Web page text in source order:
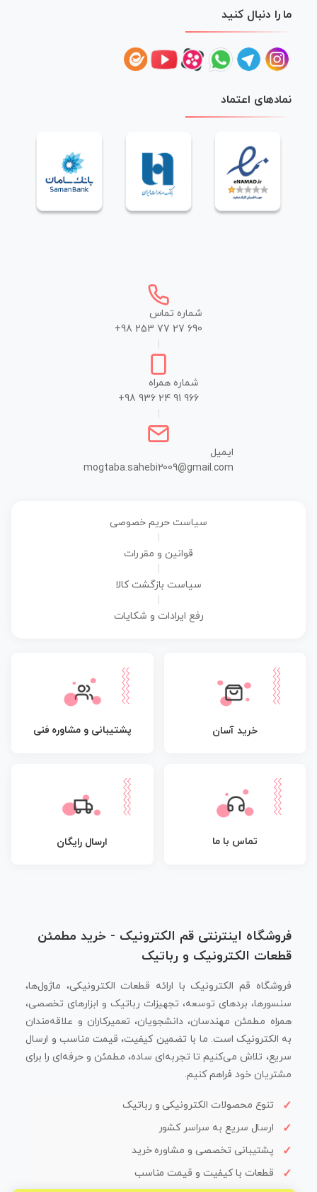
ما را دنبال کنید
نمادهای اعتماد
شماره تماس
+98 253 77 27 690
شماره همراه
+98 936 24 91 966
ایمیل
mogtaba.sahebi2009@gmail.com
سیاست حریم خصوصی
قوانین و مقررات
سیاست بازگشت کالا
رفع ایرادات و شکایات
خرید آسان پشتیبانی و مشاوره فنی
تماس با ما ارسال رایگان
فروشگاه اینترنتی قم الکترونیک - خرید مطمئن
قطعات الکترونیک و رباتیک
فروشگاه قم الکترونیک با ارائه قطعات الکترونیکی، ماژول‌ها،
سنسورها، بردهای توسعه، تجهیزات رباتیک و ابزارهای تخصصی،
همراه مطمئن مهندسان، دانشجویان، تعمیرکاران و علاقه‌مندان
به الکترونیک است. ما با تضمین کیفیت، قیمت مناسب و ارسال
سریع، تلاش می‌کنیم تا تجربه‌ای ساده، مطمئن و حرفه‌ای را برای
مشتریان خود فراهم کنیم.
تنوع محصولات الکترونیکی و رباتیک
ارسال سریع به سراسر کشور
پشتیبانی تخصصی و مشاوره خرید
قطعات با کیفیت و قیمت مناسب